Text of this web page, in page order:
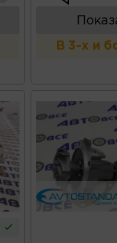
В 3-х и